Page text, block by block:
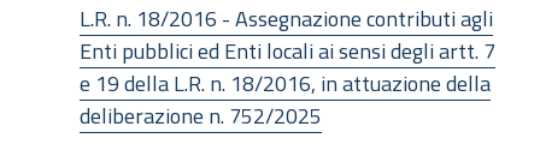
L.R. n. 18/2016 - Assegnazione contributi agli
Enti pubblici ed Enti locali ai sensi degli artt. 7
e 19 della L.R. n. 18/2016, in attuazione della
deliberazione n. 752/2025